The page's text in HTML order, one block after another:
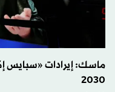
ماسك: إيرادات «سبايس
2030